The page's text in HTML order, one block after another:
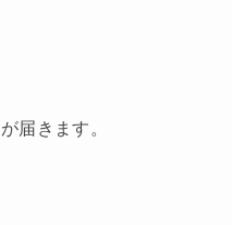
が届きます。